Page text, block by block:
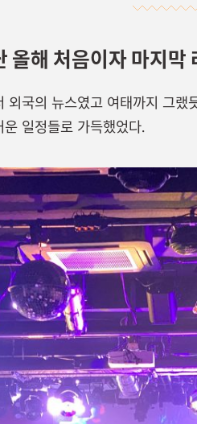
올해 처음이자 마지막
외국의 뉴스였고 여태까지 그
일정들로 가득했었다.